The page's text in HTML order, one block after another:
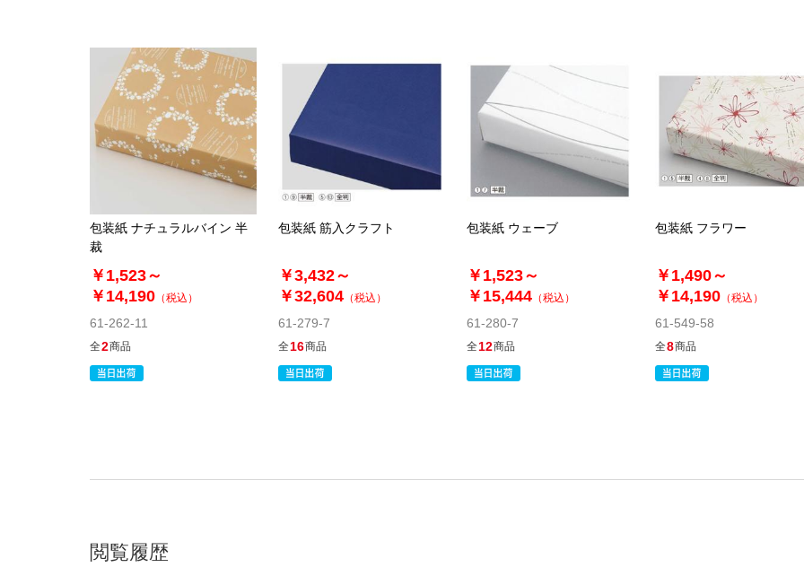
包装紙 ナチュラルバイン 半
裁
￥1,523～
￥14,190 （税込）
61-262-11
全2商品
包装紙 筋入クラフト
￥3,432～
￥32,604 （税込）
61-279-7
全16商品
包装紙 ウェーブ
￥1,523～
￥15,444 （税込）
61-280-7
全12商品
包装紙 フラワー
￥1,490～
￥14,190 （税込）
61-549-58
全8商品
閲覧履歴